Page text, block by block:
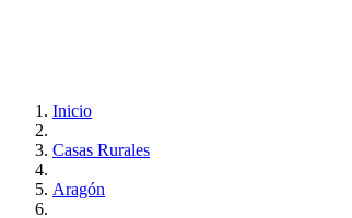
Inicio
Casas Rurales
Aragón